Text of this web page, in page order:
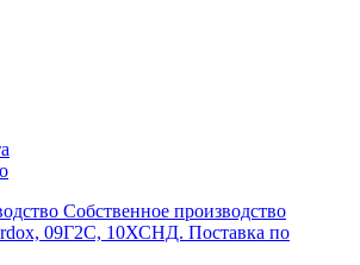
Собственное производство
09Г2С, 10ХСНД. Поставка по